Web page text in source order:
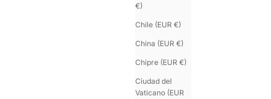
€)
Chile (EUR €)
China (EUR €)
Chipre (EUR €)
Ciudad del
Vaticano (EUR